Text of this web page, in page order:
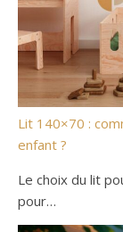
Lit 140×70 :
enfant ?
Le choix du lit
pour…